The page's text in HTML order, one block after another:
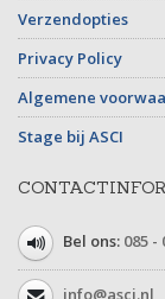
Verzendopties
Privacy Policy
Algemene
Stage bij ASCI
Bel ons: 085 -
info@asci.nl